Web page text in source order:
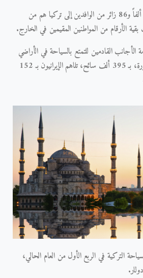
وأفاد البيان أن مليوناً و953 ألفاً و86 زائر من الوافدين إلى تركيا هم من
الأرقام من المواطنين المقيمين في الخارج.
القادمين للتمتع بالسياحة في الأراضي
التركية، خلال الفترة المذكورة، بـ 395 ألف سائح، تلاهم الإيرانيون بـ 152
التركيةفي الربع الأول من العام الحالي،